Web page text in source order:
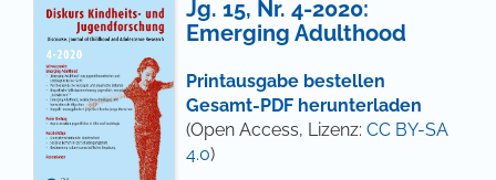
Jg. 15, Nr. 4-2020:
Emerging Adulthood
Printausgabe bestellen
Gesamt-PDF herunterladen
(Open Access, Lizenz: CC BY-SA
4.0)